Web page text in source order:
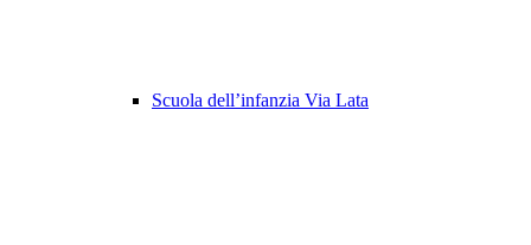
Scuola dell’infanzia Via Lata